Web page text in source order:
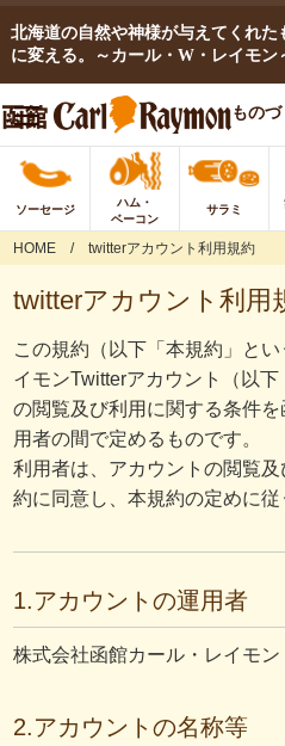
北海道の自然や神様が与えてくれ
に変える。～カール・W・レイモン
もの
ソーセージ
ハム・
ベーコン
サラミ
HOME twitterアカウント利用規約
twitterアカウント利用
この規約（以下「本規約」と
イモンTwitterアカウント（以下
の閲覧及び利用に関する条件
用者の間で定めるものです。
利用者は、アカウントの閲覧
約に同意し、本規約の定めに従
1.アカウントの運用者
株式会社函館カール・レイモン
2.アカウントの名称等